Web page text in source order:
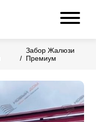
Забор Жалюзи
Премиум